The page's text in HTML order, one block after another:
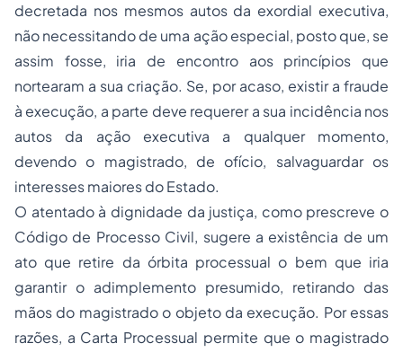
decretada nos mesmos autos da exordial executiva,
não necessitando de uma ação especial, posto que, se
assim fosse, iria de encontro aos princípios que
nortearam a sua criação. Se, por acaso, existir a fraude
à execução, a parte deve requerer a sua incidência nos
autos da ação executiva a qualquer momento,
devendo o magistrado, de ofício, salvaguardar os
interesses maiores do Estado.
O atentado à dignidade da justiça, como prescreve o
Código de Processo Civil, sugere a existência de um
ato que retire da órbita processual o bem que iria
garantir o adimplemento presumido, retirando das
mãos do magistrado o objeto da execução. Por essas
razões, a Carta Processual permite que o magistrado